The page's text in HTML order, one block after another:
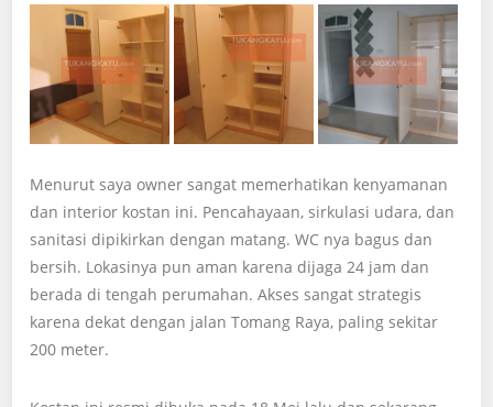
Menurut saya owner sangat memerhatikan kenyamanan
dan interior kostan ini. Pencahayaan, sirkulasi udara, dan
sanitasi dipikirkan dengan matang. WC nya bagus dan
bersih. Lokasinya pun aman karena dijaga 24 jam dan
berada di tengah perumahan. Akses sangat strategis
karena dekat dengan jalan Tomang Raya, paling sekitar
200 meter.